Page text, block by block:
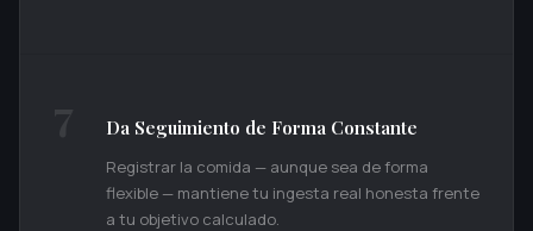
Da Seguimiento de Forma Constante
Registrar la comida — aunque sea de forma
flexible — mantiene tu ingesta real honesta frente
a tu objetivo calculado.